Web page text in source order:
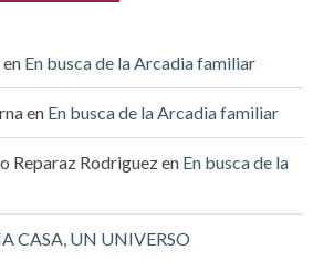
en En busca de la Arcadia familiar
en En busca de la Arcadia familiar
Reparaz Rodriguezen En busca de la
CASA, UN UNIVERSO